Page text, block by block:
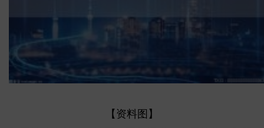
【资料图】